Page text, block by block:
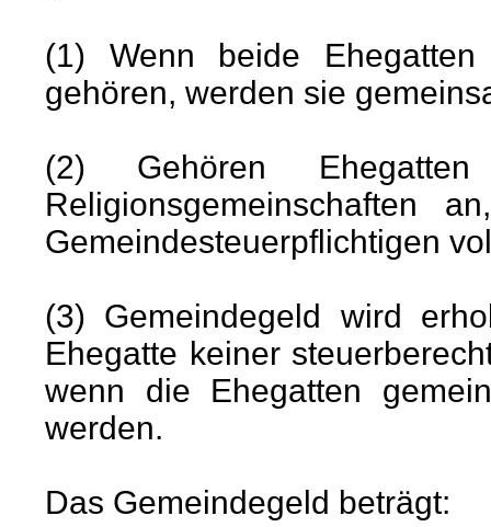
(1) Wenn beide
gehören, werden sie
(2) Gehören Ehegatten
Religionsgemeinschaften
Gemeindesteuerpflichtigen
(3) Gemeindegeld wird
Ehegatte keiner
wenn die Ehegatten
werden.
Das Gemeindegeld beträgt: